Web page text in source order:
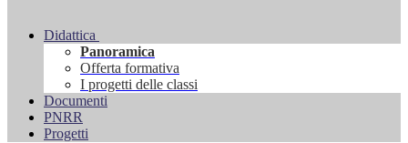
Didattica
Panoramica
Offerta formativa
I progetti delle classi
Documenti
PNRR
Progetti